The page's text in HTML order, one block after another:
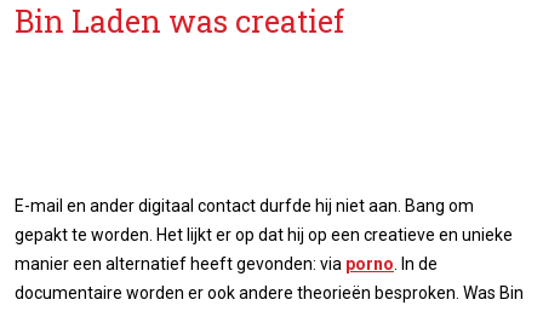
Bin Laden was creatief
E-mail en ander digitaal contact durfde hij niet aan. Bang om
gepakt te worden. Het lijkt er op dat hij op een creatieve en unieke
manier een alternatief heeft gevonden: via porno . In de
documentaire worden er ook andere theorieën besproken. Was Bin